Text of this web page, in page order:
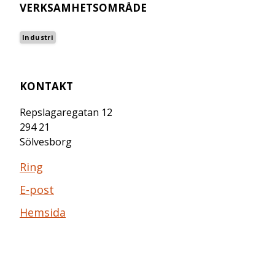
VERKSAMHETSOMRÅDE
Industri
KONTAKT
Repslagaregatan 12
294 21
Sölvesborg
Ring
E-post
Hemsida